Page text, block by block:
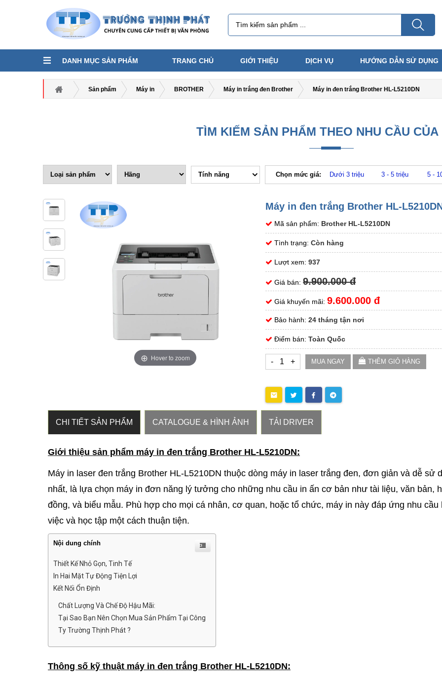
DANH MỤC SẢN PHẨM TRANG CHỦ GIỚI THIỆU DỊCH VỤ HƯỚNG DẪN SỬ DỤNG
Sản phẩm Máy in BROTHER Máy in trắng đen Brother Máy in đen trắng Brother HL-L5210DN
TÌM KIẾM SẢN PHẨM THEO NHU CẦU CỦA
Tính năng Chọn mức giá: Dưới 3 triệu 3 - 5 triệu 5 -
Hover to zoom
Máy in đen trắng Brother HL-
Mã sản phẩm: Brother HL-L5210DN
Tình trạng:Còn hàng
Lượt xem:937
Giá bán:9.900.000 đ
Giá khuyến mãi:9.600.000 đ
Bảo hành:24 tháng tận nơi
Điểm bán:Toàn Quốc
- + MUA NGAY THÊM GIỎ HÀNG
CHI TIẾT SẢN PHẨM CATALOGUE & HÌNH ẢNH TẢI DRIVER
Giới thiệu sản phẩm máy in đen trắng Brother HL-L5210DN:
Máy in laser đen trắng Brother HL-L5210DN thuộc dòng máy in laser trắng đen, đơn giản và dễ sử
nhất, là lựa chọn máy in đơn năng lý tưởng cho những nhu cầu in ấn cơ bản như tài liệu, văn bản,
đồng, và biểu mẫu. Phù hợp cho mọi cá nhân, cơ quan, hoặc tổ chức, máy in này đáp ứng nhu cầu
việc và học tập một cách thuận tiện.
Nội dung chính
Thiết Kế Nhỏ Gọn, Tinh Tế
In Hai Mặt Tự Động Tiện Lợi
Kết Nối Ổn Định
Chất Lượng Và Chế Độ Hậu Mãi:
Tại Sao Bạn Nên Chọn Mua Sản Phẩm Tại Công
Ty Trường Thịnh Phát ?
Thông số kỹ thuật máy in đen trắng Brother HL-L5210DN: